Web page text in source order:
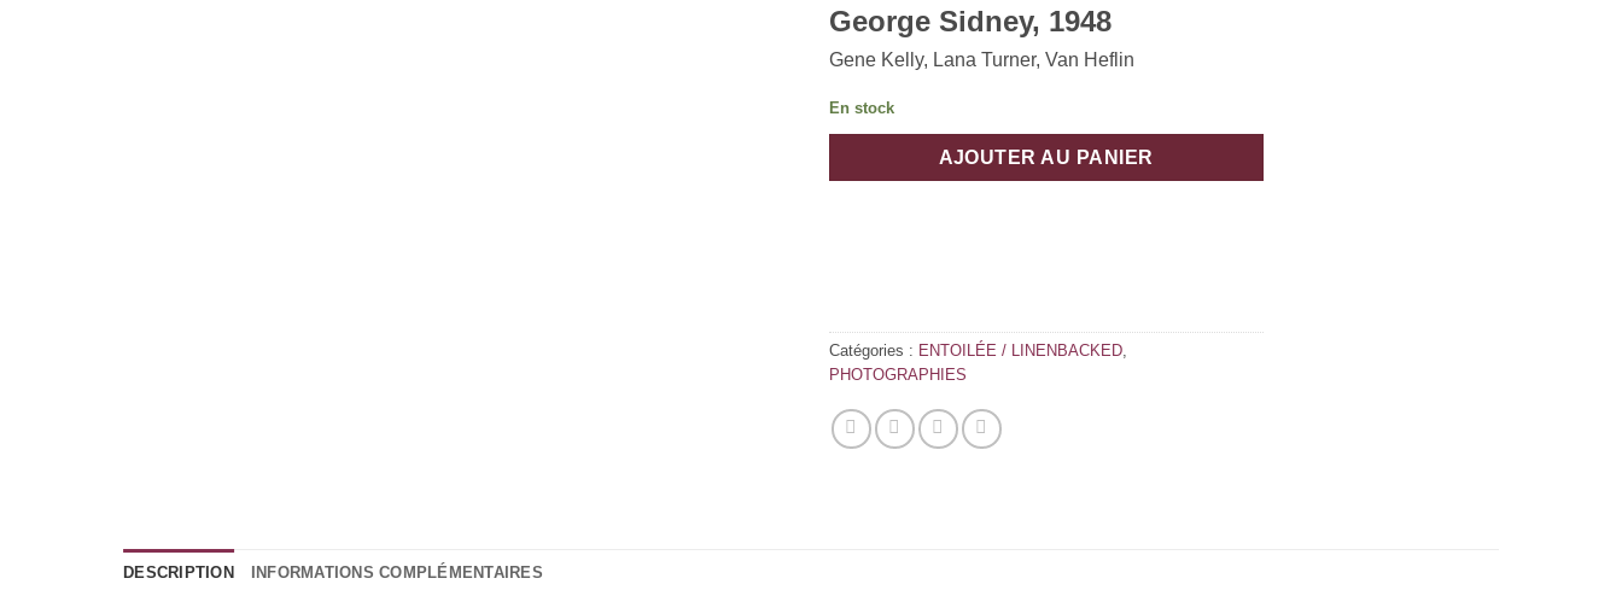
George Sidney, 1948
Gene Kelly, Lana Turner, Van Heflin
En stock
AJOUTER AU PANIER
Catégories : ENTOILÉE / LINENBACKED
PHOTOGRAPHIES
DESCRIPTION INFORMATIONS COMPLÉMENTAIRES